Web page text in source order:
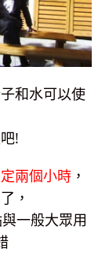
和水可以使
!
兩個小時 ，
，
一般大眾用